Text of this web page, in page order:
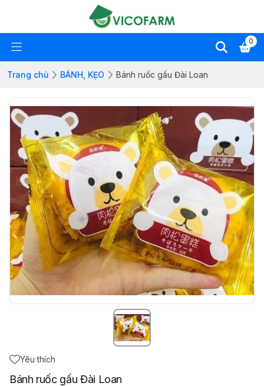
0
Trang chủ BÁNH, KẸO Bánh ruốc gấu Đài Loan
Yêu thích
Bánh ruốc gấu Đài Loan